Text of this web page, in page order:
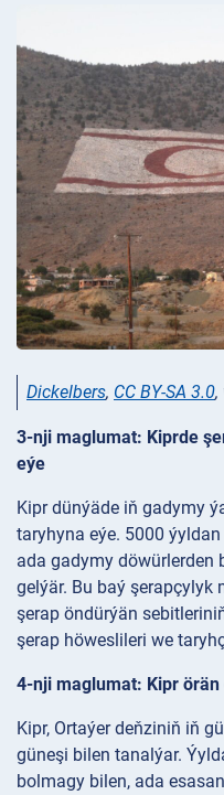
Dickelbers, CC BY-SA 3.0,
3-nji maglumat: Kiprde
eýe
Kipr dünýäde iň gadymy
taryhyna eýe. 5000
ada gadymy döwürlerden
gelýär. Bu baý şerapçylyk
şerap öndürýän
şerap höweslileri we
4-nji maglumat: Kipr
Kipr, Ortaýer deňziniň iň
güneşi bilen tanalýar.
bolmagy bilen, ada